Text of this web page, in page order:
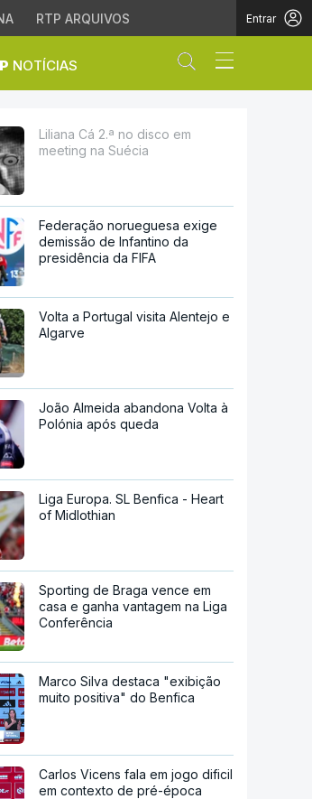
RTP ARQUIVOS Entrar
NOTÍCIAS Abrir campo
Liliana Cá 2.ª no disco em
meeting na Suécia
Federação norueguesa exige
demissão de Infantino da
presidência da FIFA
Volta a Portugal visita Alentejo e
Algarve
João Almeida abandona Volta à
Polónia após queda
Liga Europa. SL Benfica - Heart
of Midlothian
Sporting de Braga vence em
casa e ganha vantagem na Liga
Conferência
Marco Silva destaca "exibição
muito positiva" do Benfica
Carlos Vicens fala em jogo dificil
em contexto de pré-época